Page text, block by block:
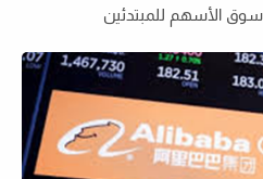
سوق الأسهم للمبتدئين